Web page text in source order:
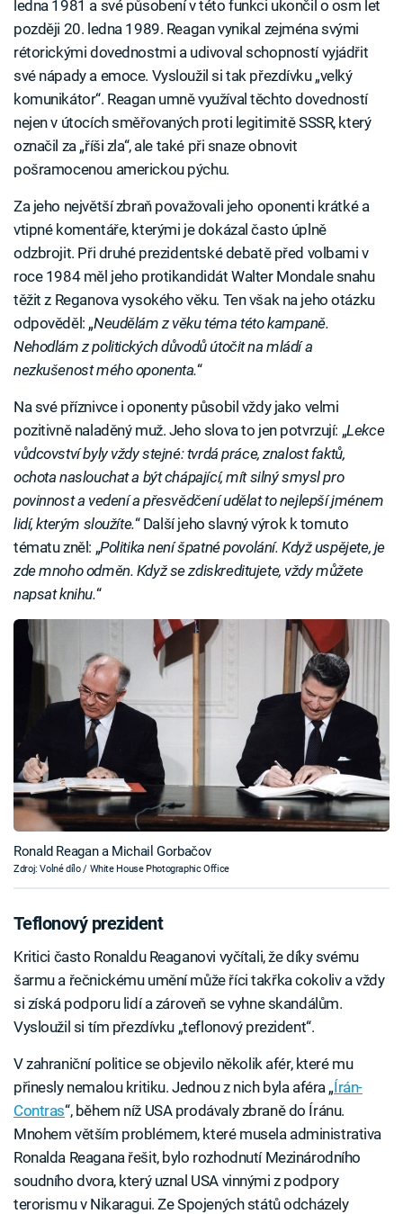
ledna 1981 a své působení v této funkci ukončil o osm let
později 20. ledna 1989. Reagan vynikal zejména svými
rétorickými dovednostmi a udivoval schopností vyjádřit
své nápady a emoce. Vysloužil si tak přezdívku „velký
komunikátor“. Reagan umně využíval těchto dovedností
nejen v útocích směřovaných proti legitimitě SSSR, který
označil za „říši zla“, ale také při snaze obnovit
pošramocenou americkou pýchu.
Za jeho největší zbraň považovali jeho oponenti krátké a
vtipné komentáře, kterými je dokázal často úplně
odzbrojit. Při druhé prezidentské debatě před volbami v
roce 1984 měl jeho protikandidát Walter Mondale snahu
těžit z Reganova vysokého věku. Ten však na jeho otázku
odpověděl: „Neudělám z věku téma této kampaně.
Nehodlám z politických důvodů útočit na mládí a
nezkušenost mého oponenta.“
Na své příznivce i oponenty působil vždy jako velmi
pozitivně naladěný muž. Jeho slova to jen potvrzují: „Lekce
vůdcovství byly vždy stejné: tvrdá práce, znalost faktů,
ochota naslouchat a být chápající, mít silný smysl pro
povinnost a vedení a přesvědčení udělat to nejlepší jménem
lidí, kterým sloužíte.“ Další jeho slavný výrok k tomuto
tématu zněl: „Politika není špatné povolání. Když uspějete, je
zde mnoho odměn. Když se zdiskreditujete, vždy můžete
napsat knihu.“
Ronald Reagan a Michail Gorbačov
Zdroj: Volné dílo / White House Photographic Office
Teflonový prezident
Kritici často Ronaldu Reaganovi vyčítali, že díky svému
šarmu a řečnickému umění může říci takřka cokoliv a vždy
si získá podporu lidí a zároveň se vyhne skandálům.
Vysloužil si tím přezdívku „teflonový prezident“.
V zahraniční politice se objevilo několik afér, které mu
přinesly nemalou kritiku. Jednou z nich byla aféra „Írán-
Contras“, během níž USA prodávaly zbraně do Íránu.
Mnohem větším problémem, které musela administrativa
Ronalda Reagana řešit, bylo rozhodnutí Mezinárodního
soudního dvora, který uznal USA vinnými z podpory
terorismu v Nikaragui. Ze Spojených států odcházely